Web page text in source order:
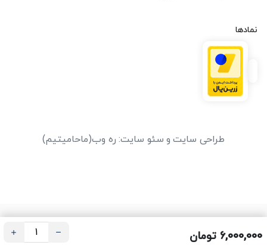
6,000,000 تومان
نمادها
طراحی سایت و سئو سایت: ره وب(ماحامیتیم)